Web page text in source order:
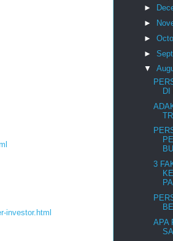
investor.html
►
►
►
►
▼
3
APA